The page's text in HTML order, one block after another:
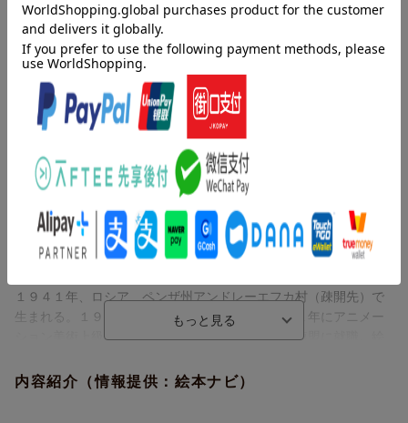
ブーソヴァが担当。詩情あふれる、美しく、味わい深い絵本で
す。
著者情報（「BOOK」データベースより）
コズロフ，セルゲイ（Kozlov,Sergey）
１９３９年、モスクワ生まれ。現代ロシアを代表する児童文学作
家。１９６２年に最初の本『おひさまがこわれた』を発表して以
来、子供のためのお話、詩、自然や動物についての短編など３０
冊以上の本を執筆し、世界各国で翻訳出版されている。日本で翻
訳出版されたものに『ハリネズミくんと森のともだち』（岩波書
店）がある
１９４１年、ロシア、ペンザ州アンドレーエフカ村（疎開先）で
生まれる。１９４３年からモスクワ在住。１９６１年にアニメー
ション美術上級コースを卒業し、アニメーション連盟に就職。絵
イ・エイゼンシュテイン全集に触発され、アニメーション監督の
内容紹介（情報提供：絵本ナビ）